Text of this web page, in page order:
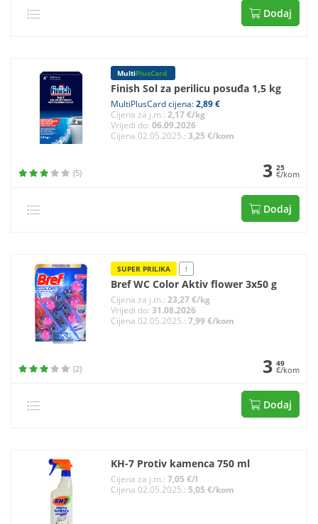
Dodaj
MultiPlusCard
Finish Sol za perilicu posuđa 1,5 kg
MultiPlusCard cijena:2,89 €
Cijena za j.m.: 2,17 €/kg
Vrijedi do: 06.09.2026
Cijena 02.05.2025.: 3,25 €/kom
(5) 3 25
€/kom
Dodaj
SUPER PRILIKA !
Bref WC Color Aktiv flower 3x50 g
Cijena za j.m.: 23,27 €/kg
Vrijedi do: 31.08.2026
Cijena 02.05.2025.: 7,99 €/kom
(2) 3 49
€/kom
Dodaj
KH-7 Protiv kamenca 750 ml
Cijena za j.m.: 7,05 €/l
Cijena 02.05.2025.: 5,05 €/kom